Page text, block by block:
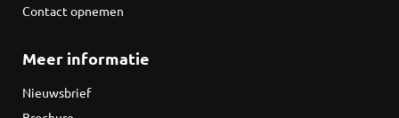
Contact opnemen
Meer informatie
Nieuwsbrief